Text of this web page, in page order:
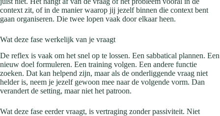
context zit, of in de manier waarop jij jezelf binnen die context bent
gaan organiseren. Die twee lopen vaak door elkaar heen.
Wat deze fase werkelijk van je vraagt
De reflex is vaak om het snel op te lossen. Een sabbatical plannen. Een
nieuw doel formuleren. Een training volgen. Een andere functie
zoeken. Dat kan helpend zijn, maar als de onderliggende vraag niet
helder is, neem je jezelf gewoon mee naar de volgende vorm. Dan
verandert de setting, maar niet het patroon.
Wat deze fase eerder vraagt, is vertraging zonder passiviteit. Niet